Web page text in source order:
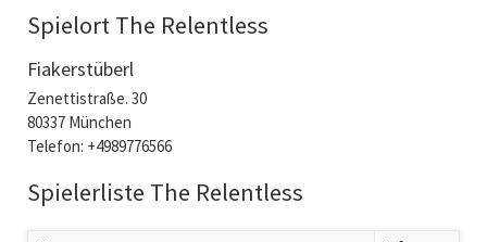
Spielort The Relentless
Fiakerstüberl
Zenettistraße. 30
80337 München
Telefon: +4989776566
Spielerliste The Relentless